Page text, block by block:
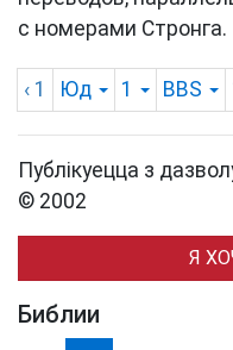
с номерами Стронга.
‹ 1 Юд 1 BBS
Публікуецца з
© 2002
Я
Библии